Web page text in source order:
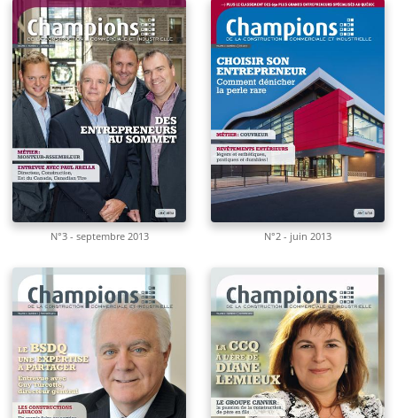
N°3 - septembre 2013 N°2 - juin 2013